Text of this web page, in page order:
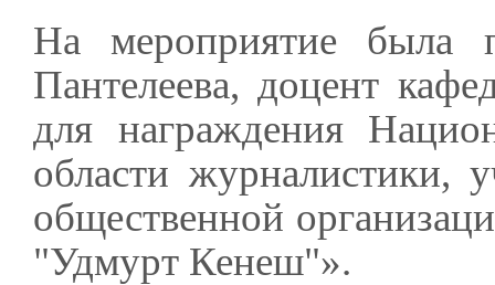
На мероприятие была
Пантелеева, доцент
для награждения
области журналистики,
общественной
"Удмурт Кенеш"».